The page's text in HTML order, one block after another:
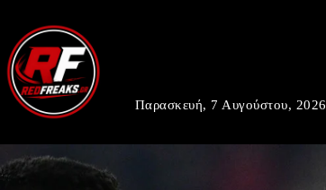
Παρασκευή, 7 Αυγούστου, 2026